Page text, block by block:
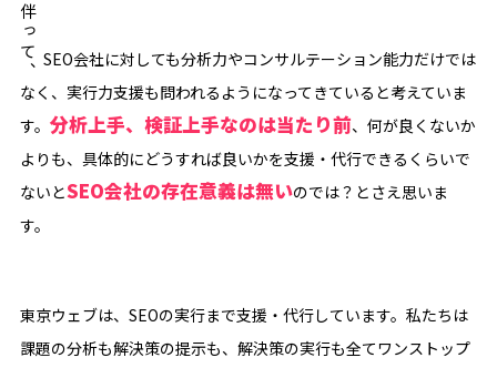
伴って、 SEO会社に対しても分析力やコンサルテーション能力だけでは
なく、実行力支援も問われるようになってきていると考えていま
す。 分析上手、検証上手なのは当たり前、何が良くないか
よりも、具体的にどうすれば良いかを支援・代行できるくらいで
ないとSEO会社の存在意義は無いのでは？とさえ思いま
す。
東京ウェブは、SEOの実行まで支援・代行しています。私たちは
課題の分析も解決策の提示も、解決策の実行も全てワンストップ